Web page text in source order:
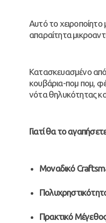
Αυτό το χειροποίητο
απαραίτητα
Κατασκευασμένο από
κουβάρια-πομ πομ,
νότα θηλυκότητας
Γιατί θα το
Μοναδικό
Πρακτικό